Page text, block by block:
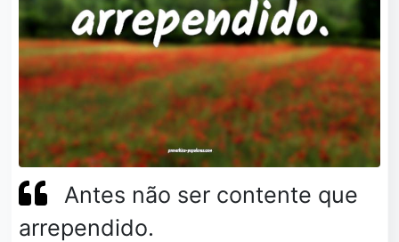
Antes não ser contente que
arrependido.